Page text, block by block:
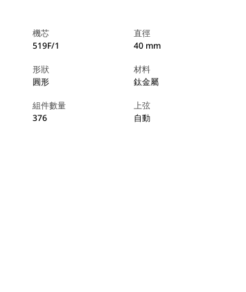
機芯
519F/1
直徑
40 mm
形狀
圓形
材料
鈦金屬
組件數量
376
上弦
自動